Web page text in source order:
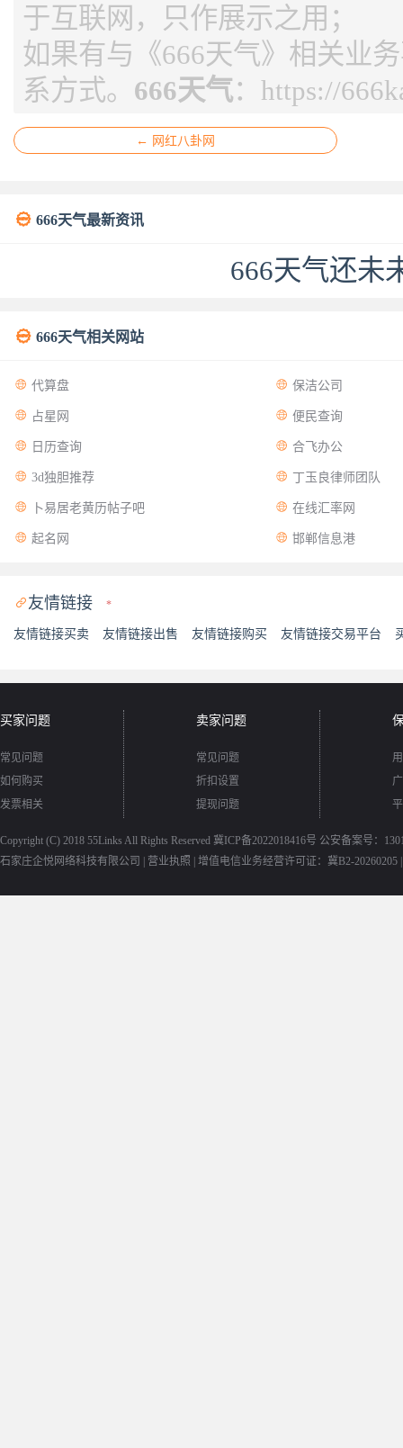
于互联网，只作展示之用；
如果有与《666天气》相关业
系方式。 666天气： https://
← 网红八卦网
 666天气最新资讯
666天气还未
 666天气相关网站
 代算盘  保洁公司
 占星网  便民查询
 日历查询  合飞办公
 3d独胆推荐  丁玉良律师团队
 卜易居老黄历帖子吧  在线汇率网
 起名网  邯郸信息港
友情链接 *
友情链接买卖 友情链接出售 友情链接购买 友情链接交易平台
买家问题
常见问题
如何购买
发票相关
卖家问题
常见问题
折扣设置
提现问题
Copyright (C) 2018 55Links All Rights Reserved 冀ICP备2022018416号 公安备案号：
石家庄企悦网络科技有限公司 | 营业执照 | 增值电信业务经营许可证：冀B2-20260205